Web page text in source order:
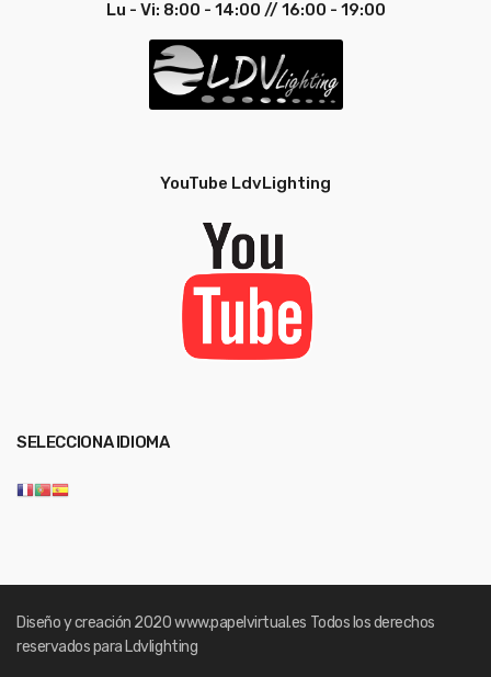
Lu - Vi: 8:00 - 14:00 // 16:00 - 19:00
YouTube LdvLighting
SELECCIONA IDIOMA
Diseño y creación 2020www.papelvirtual.es Todos los derechos
reservados para Ldvlighting